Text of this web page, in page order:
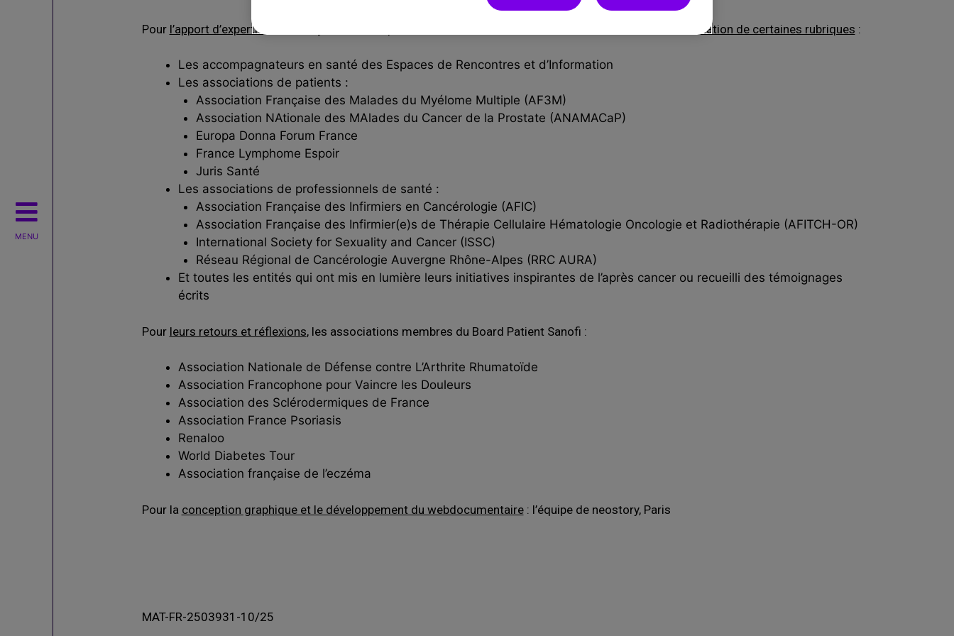
MENU
Pour l’apport d’expertise sur le sujet de la vie après les traitements de cancers et la contribution à l’alimentation de certaines rubriques :
Les accompagnateurs en santé des Espaces de Rencontres et d’Information
Les associations de patients :
Association Française des Malades du Myélome Multiple (AF3M)
Association NAtionale des MAlades du Cancer de la Prostate (ANAMACaP)
Europa Donna Forum France
France Lymphome Espoir
Juris Santé
Les associations de professionnels de santé :
Association Française des Infirmiers en Cancérologie (AFIC)
Association Française des Infirmier(e)s de Thérapie Cellulaire Hématologie Oncologie et Radiothérapie (AFITCH-OR)
International Society for Sexuality and Cancer (ISSC)
Réseau Régional de Cancérologie Auvergne Rhône-Alpes (RRC AURA)
Et toutes les entités qui ont mis en lumière leurs initiatives inspirantes de l’après cancer ou recueilli des témoignages
écrits
Pour leurs retours et réflexions, les associations membres du Board Patient Sanofi :
Association Nationale de Défense contre L’Arthrite Rhumatoïde
Association Francophone pour Vaincre les Douleurs
Association des Sclérodermiques de France
Association France Psoriasis
Renaloo
World Diabetes Tour
Association française de l’eczéma
Pour la conception graphique et le développement du webdocumentaire: l’équipe de neostory, Paris
MAT-FR-2503931-10/25